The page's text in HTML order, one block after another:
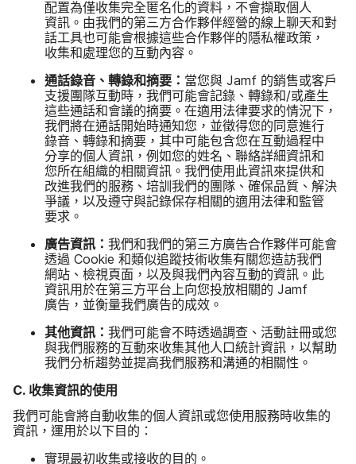
配置​為​僅收集​完全​匿​名化​的​資料，​不會​擷取​個人​
資訊。​由​我們​的​第三​方​合作​夥伴​經營​的​線上​聊天​和​對​
話工具​也​可能​會​根據​這些​合作​夥伴​的​隱私權​政策，​
收集​和​處理您​的​互動​內容。
通話​錄音、​轉錄​和​摘要： 當您​與 Jamf 的​銷售​或​客戶​
支援團隊​互動​時，​我們​可能​會​記錄、​轉錄​和​/​或​產生​
這些​通話​和​會議​的​摘要。​在​適用​法律​要求​的​情況​下，​
我們​將​在​通話​開始​時​通知您，​並​徵得您​的​同意​進行​
錄音、​轉錄​和​摘要，​其中​可能​包​含您​在​互動​過程​中​
分享​的​個人​資訊，​例如您​的​姓名、​聯絡​詳細​資訊​和​
您所​在​組織​的​相關​資訊。​我們​使用​此​資訊來​提供​和​
改進​我們​的​服務、​培訓​我們​的​團隊、​確​保​品質、​解決​
爭議，​以及​遵守​與​記錄​保存​相關​的​適用​法律​和​監管​
要求。
廣告​資訊： 我們​和​我們​的​第三​方​廣告​合作​夥伴​可能​會​
透過 Cookie 和​類似​追蹤​技術​收集​有關​您造訪​我們​
網站、​檢視​頁面，​以及​與​我們​內容​互動​的​資訊。​此​
資訊用於​在​第三​方​平台上​向​您​投放​相關​的 Jamf
廣告，​並​衡量​我們​廣告​的​成效。
其他​資訊： 我們​可能​會​不​時​透過​調查、​活動​註冊​或您​
與​我們​服務​的​互動​來​收集​其他​人口​統計​資訊，​以​幫助​
我們​分析​趨勢​並​提高​我們​服務​和​溝通​的​相關性。
C. 收集​資訊​的​使用
我們​可能​會​將​自動​收集​的​個人​資訊​或​您​使用​服務​時​收集​的​
資訊，​運用​於​以下目的​：
實現​最​初​收集​或​接收​的​目的。